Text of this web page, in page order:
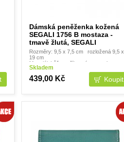
Dámská peněženka kožená
SEGALI 1756 B mostaza -
tmavě žlutá, SEGALI
Rozměry: 9,5 x 7,5 cm rozložená 9,5 x
19 cm
Materiál: kůže - příjemná na omak
Krabička: NE
Skladem
439,00 Kč